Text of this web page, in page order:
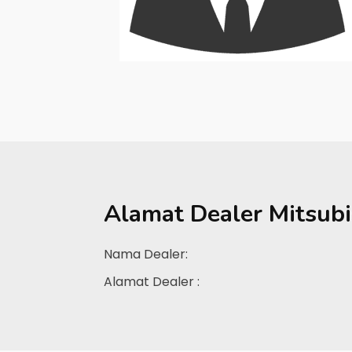
Alamat Dealer
Nama Dealer:
Alamat Dealer :